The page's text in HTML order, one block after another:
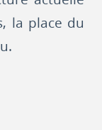
la place du